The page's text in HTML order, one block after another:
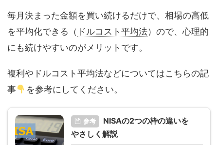
毎月決まった金額を買い続けるだけで、相場の高低
を平均化できる（ ドルコスト平均法）ので、心理的
にも続けやすいのがメリットです。
複利やドルコスト平均法などについてはこちらの記
事
を参考にしてください。
参考
NISAの2つの枠の違いを
やさしく解説